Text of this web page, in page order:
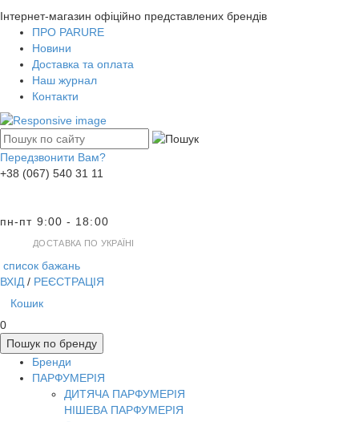
Інтернет-магазин офіційно представлених брендів
ПРО PARURE
Новини
Доставка та оплата
Наш журнал
Контакти
Передзвонити Вам?
+38 (067) 540 31 11
пн-пт 9:00 - 18:00
ДОСТАВКА ПО УКРАЇНІ
список бажань
ВХІД / РЕЄСТРАЦІЯ
Кошик
0
Пошук по бренду
Бренди
ПАРФУМЕРІЯ
ДИТЯЧА ПАРФУМЕРІЯ
НІШЕВА ПАРФУМЕРІЯ